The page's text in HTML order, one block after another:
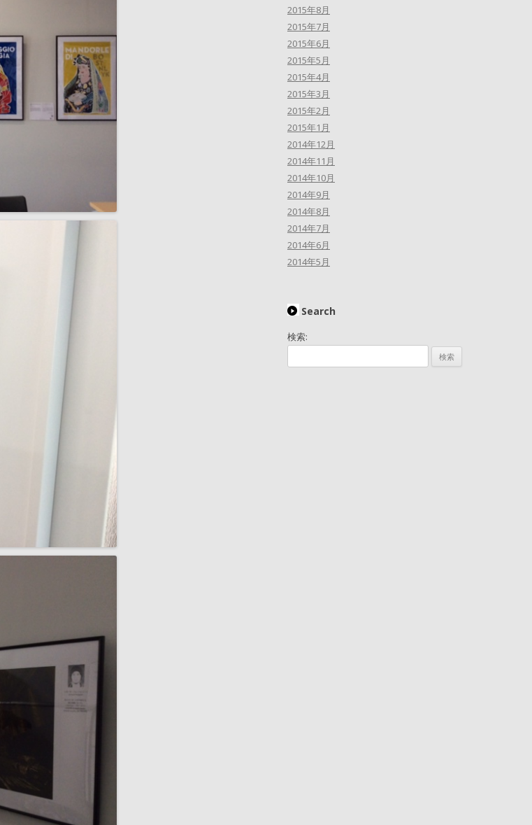
2015年8月
2015年7月
2015年6月
2015年5月
2015年4月
2015年3月
2015年2月
2015年1月
2014年12月
2014年11月
2014年10月
2014年9月
2014年8月
2014年7月
2014年6月
2014年5月
Search
検索: